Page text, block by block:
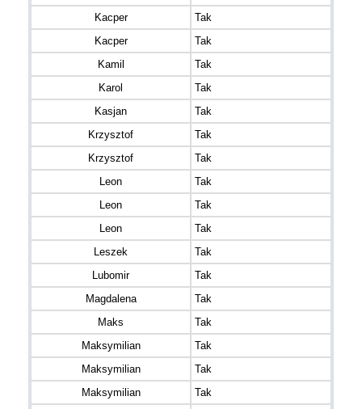
Kacper
Tak
Kacper
Tak
Kamil
Tak
Karol
Tak
Kasjan
Tak
Krzysztof
Tak
Krzysztof
Tak
Leon
Tak
Leon
Tak
Leon
Tak
Leszek
Tak
Lubomir
Tak
Magdalena
Tak
Maks
Tak
Maksymilian
Tak
Maksymilian
Tak
Maksymilian
Tak